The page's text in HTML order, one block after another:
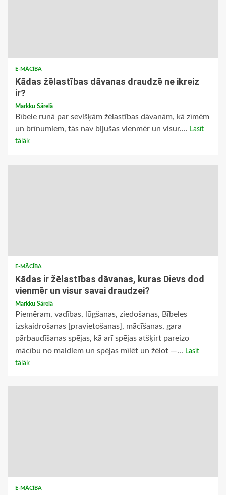
E-MĀCĪBA
Kādas žēlastības dāvanas draudzē ne ikreiz
ir?
Markku Särelä
Bībele runā par sevišķām žēlastības dāvanām, kā zīmēm
un brīnumiem, tās nav bijušas vienmēr un visur.... Lasīt
tālāk
E-MĀCĪBA
Kādas ir žēlastības dāvanas, kuras Dievs dod
vienmēr un visur savai draudzei?
Markku Särelä
Piemēram, vadības, lūgšanas, ziedošanas, Bībeles
izskaidrošanas [pravietošanas], mācīšanas, gara
pārbaudīšanas spējas, kā arī spējas atšķirt pareizo
mācību no maldiem un spējas mīlēt un žēlot —... Lasīt
tālāk
E-MĀCĪBA